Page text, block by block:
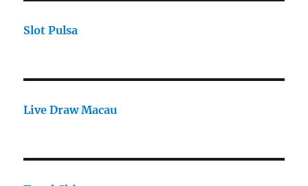
Slot Pulsa
Live Draw Macau